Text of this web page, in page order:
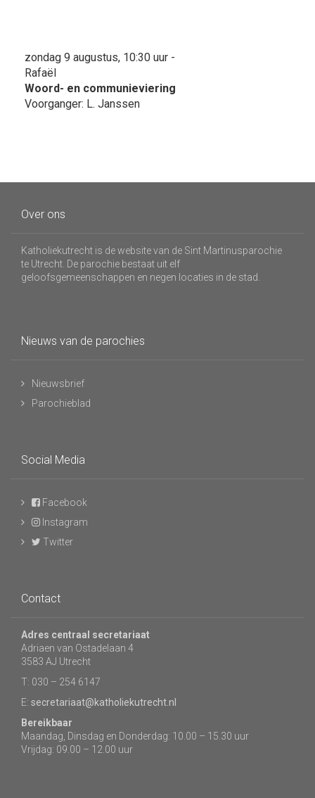
zondag 9 augustus, 10:30 uur -
Rafaël
Woord- en communieviering
Voorganger: L. Janssen
Over ons
Katholiekutrecht is de website van de Sint Martinusparochie
te Utrecht. De parochie bestaat uit elf
geloofsgemeenschappen en negen locaties in de stad.
Nieuws van de parochies
Nieuwsbrief
Parochieblad
Social Media
Facebook
Instagram
Twitter
Contact
Adres centraal secretariaat
Adriaen van Ostadelaan 4
3583 AJ Utrecht
T: 030 – 254 6147
E: secretariaat@katholiekutrecht.nl
Bereikbaar
Maandag, Dinsdag en Donderdag: 10.00 – 15.30 uur
Vrijdag: 09.00 – 12.00 uur